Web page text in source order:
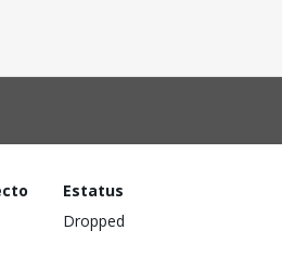
Estatus
Dropped